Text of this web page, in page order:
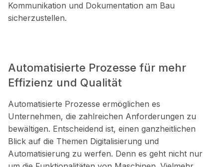
Kommunikation und Dokumentation am Bau
sicherzustellen.
Automatisierte Prozesse für mehr
Effizienz und Qualität
Automatisierte Prozesse ermöglichen es
Unternehmen, die zahlreichen Anforderungen zu
bewältigen. Entscheidend ist, einen ganzheitlichen
Blick auf die Themen Digitalisierung und
Automatisierung zu werfen. Denn es geht nicht nur